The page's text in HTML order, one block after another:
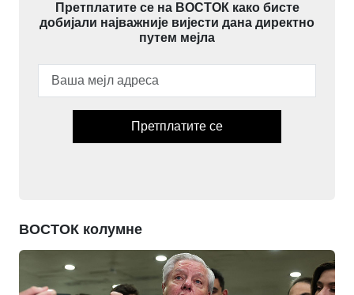
Претплатите се на ВОСТОК како бисте
добијали најважније вијести дана директно
путем мејла
Претплатите се
ВОСТОК колумне